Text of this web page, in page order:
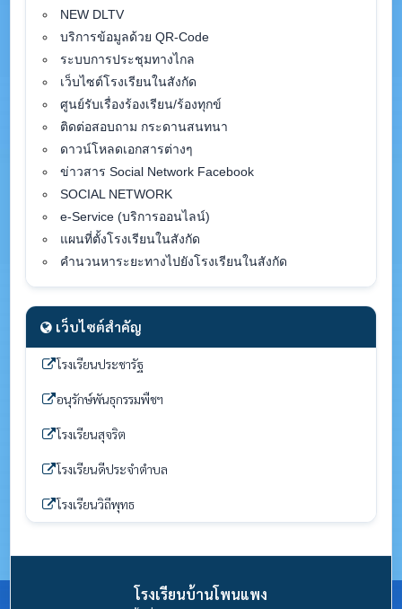
NEW DLTV
บริการข้อมูลด้วย QR-Code
ระบบการประชุมทางไกล
เว็บไซต์โรงเรียนในสังกัด
ศูนย์รับเรื่องร้องเรียน/ร้องทุกข์
ติดต่อสอบถาม กระดานสนทนา
ดาวน์โหลดเอกสารต่างๆ
ข่าวสาร Social Network Facebook
SOCIAL NETWORK
e-Service (บริการออนไลน์)
แผนที่ตั้งโรงเรียนในสังกัด
คำนวนหาระยะทางไปยังโรงเรียนในสังกัด
เว็บไซต์สำคัญ
โรงเรียนประชารัฐ
อนุรักษ์พันธุกรรมพืชฯ
โรงเรียนสุจริต
โรงเรียนดีประจำตำบล
โรงเรียนวิถีพุทธ
โรงเรียนบ้านโพนแพง